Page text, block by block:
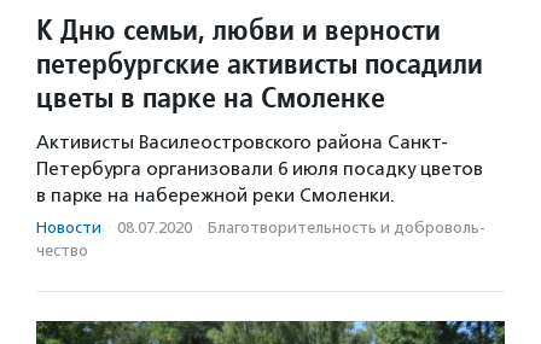
К Дню семьи, любви и верности
петербургские активисты посадили
цветы в парке на Смоленке
Активисты Василеостровского района Санкт-
Петербурга организовали 6 июля посадку цветов
в парке на набережной реки Смоленки.
Новости · 08.07.2020 · Благотвори­тель­ность и доброволь­
чест­во